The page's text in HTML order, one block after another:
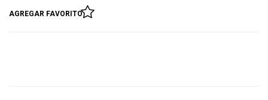
AGREGAR FAVORITO